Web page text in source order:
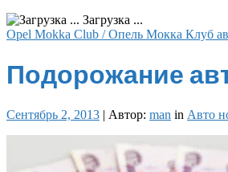
Загрузка ...
Opel Mokka Club / Опель Мокка Клуб
Подорожание
Сентябрь 2, 2013 | Автор: man in Авто